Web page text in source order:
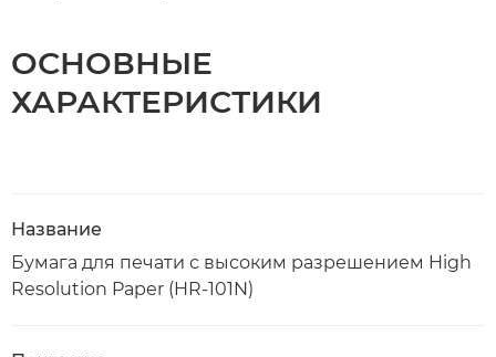
ОСНОВНЫЕ
ХАРАКТЕРИСТИКИ
Название
Бумага для печати с высоким разрешением High
Resolution Paper (HR-101N)